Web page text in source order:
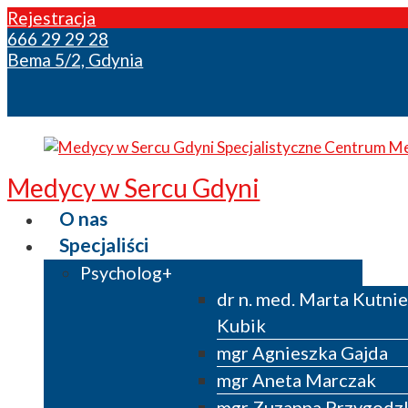
Rejestracja
666 29 29 28
Bema 5/2, Gdynia
Medycy w Sercu Gdyni
O nas
Specjaliści
Psycholog
dr n. med. Marta
Kubik
mgr Agnieszka Gajda
mgr Aneta Marczak